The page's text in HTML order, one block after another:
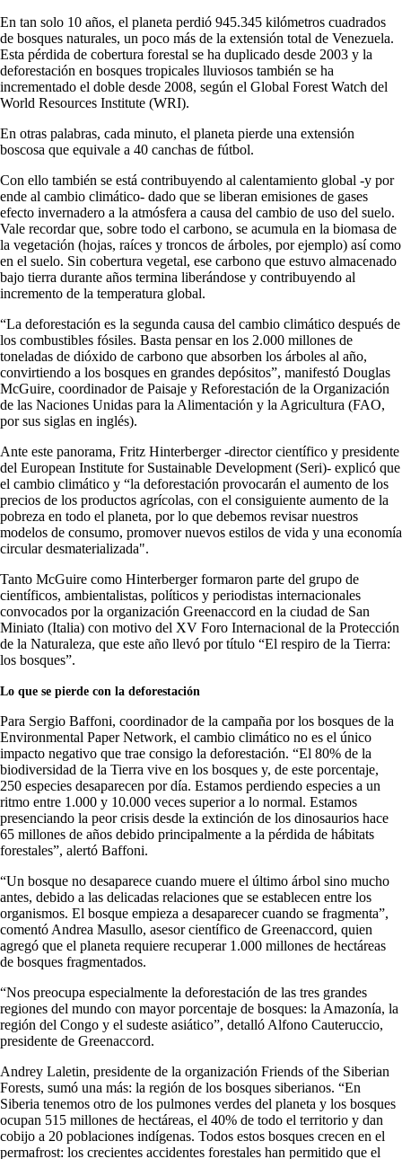
En tan solo 10 años, el planeta perdió 945.345 kilómetros cuadrados
de bosques naturales, un poco más de la extensión total de Venezuela.
Esta pérdida de cobertura forestal se ha duplicado desde 2003 y la
deforestación en bosques tropicales lluviosos también se ha
incrementado el doble desde 2008, según el Global Forest Watch del
World Resources Institute (WRI).
En otras palabras, cada minuto, el planeta pierde una extensión
boscosa que equivale a 40 canchas de fútbol.
Con ello también se está contribuyendo al calentamiento global -y por
ende al cambio climático- dado que se liberan emisiones de gases
efecto invernadero a la atmósfera a causa del cambio de uso del suelo.
Vale recordar que, sobre todo el carbono, se acumula en la biomasa de
la vegetación (hojas, raíces y troncos de árboles, por ejemplo) así como
en el suelo. Sin cobertura vegetal, ese carbono que estuvo almacenado
bajo tierra durante años termina liberándose y contribuyendo al
incremento de la temperatura global.
“La deforestación es la segunda causa del cambio climático después de
los combustibles fósiles. Basta pensar en los 2.000 millones de
toneladas de dióxido de carbono que absorben los árboles al año,
convirtiendo a los bosques en grandes depósitos”, manifestó Douglas
McGuire, coordinador de Paisaje y Reforestación de la Organización
de las Naciones Unidas para la Alimentación y la Agricultura (FAO,
por sus siglas en inglés).
Ante este panorama, Fritz Hinterberger -director científico y presidente
del European Institute for Sustainable Development (Seri)- explicó que
el cambio climático y “la deforestación provocarán el aumento de los
precios de los productos agrícolas, con el consiguiente aumento de la
pobreza en todo el planeta, por lo que debemos revisar nuestros
modelos de consumo, promover nuevos estilos de vida y una economía
circular desmaterializada".
Tanto McGuire como Hinterberger formaron parte del grupo de
científicos, ambientalistas, políticos y periodistas internacionales
convocados por la organización Greenaccord en la ciudad de San
Miniato (Italia) con motivo del XV Foro Internacional de la Protección
de la Naturaleza, que este año llevó por título “El respiro de la Tierra:
los bosques”.
Lo que se pierde con la deforestación
Para Sergio Baffoni, coordinador de la campaña por los bosques de la
Environmental Paper Network, el cambio climático no es el único
impacto negativo que trae consigo la deforestación. “El 80% de la
biodiversidad de la Tierra vive en los bosques y, de este porcentaje,
250 especies desaparecen por día. Estamos perdiendo especies a un
ritmo entre 1.000 y 10.000 veces superior a lo normal. Estamos
presenciando la peor crisis desde la extinción de los dinosaurios hace
65 millones de años debido principalmente a la pérdida de hábitats
forestales”, alertó Baffoni.
“Un bosque no desaparece cuando muere el último árbol sino mucho
antes, debido a las delicadas relaciones que se establecen entre los
organismos. El bosque empieza a desaparecer cuando se fragmenta”,
comentó Andrea Masullo, asesor científico de Greenaccord, quien
agregó que el planeta requiere recuperar 1.000 millones de hectáreas
de bosques fragmentados.
“Nos preocupa especialmente la deforestación de las tres grandes
regiones del mundo con mayor porcentaje de bosques: la Amazonía, la
región del Congo y el sudeste asiático”, detalló Alfono Cauteruccio,
presidente de Greenaccord.
Andrey Laletin, presidente de la organización Friends of the Siberian
Forests, sumó una más: la región de los bosques siberianos. “En
Siberia tenemos otro de los pulmones verdes del planeta y los bosques
ocupan 515 millones de hectáreas, el 40% de todo el territorio y dan
cobijo a 20 poblaciones indígenas. Todos estos bosques crecen en el
permafrost: los crecientes accidentes forestales han permitido que el